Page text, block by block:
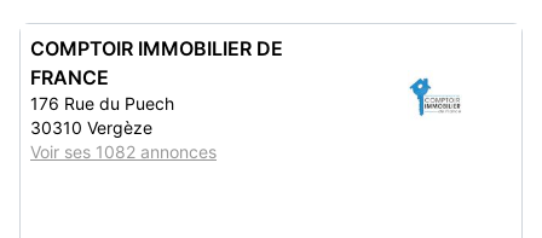
COMPTOIR IMMOBILIER DE
FRANCE
176 Rue du Puech
30310 Vergèze
Voir ses 1082 annonces